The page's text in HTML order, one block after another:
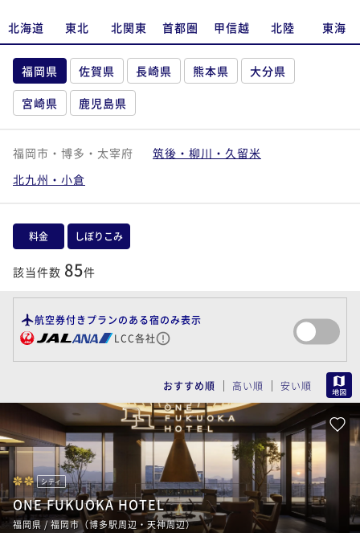
北海道 東北 北関東 首都圏 甲信越 北陸 東海
福岡県 佐賀県 長崎県 熊本県
大分県
宮崎県
鹿児島県
福岡市・博多・太宰府
筑後・柳川・久留米
北九州・小倉
料金 しぼりこみ
該当件数 85件
航空券付きプランのある宿のみ表示
LCC各社
おすすめ順 高い順 安い順
シティ
ONE FUKUOKA HOTEL
福岡県 / 福岡市（博多駅周辺・天神周辺）